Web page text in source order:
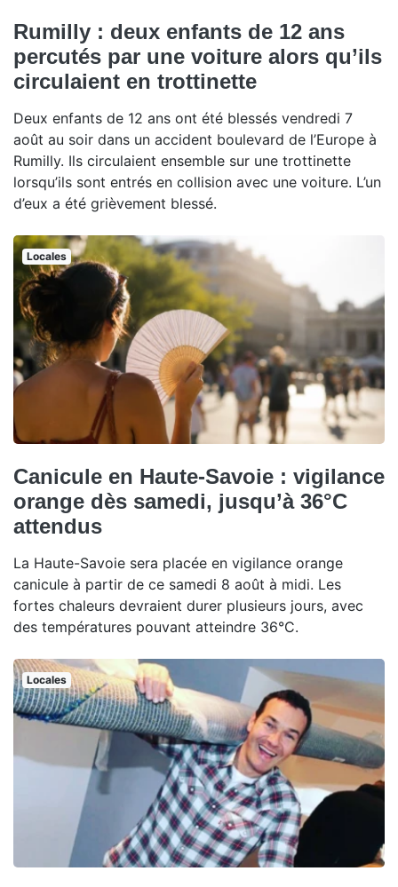
Rumilly : deux enfants de 12 ans
percutés par une voiture alors qu’ils
circulaient en trottinette
Deux enfants de 12 ans ont été blessés vendredi 7
août au soir dans un accident boulevard de l’Europe à
Rumilly. Ils circulaient ensemble sur une trottinette
lorsqu’ils sont entrés en collision avec une voiture. L’un
d’eux a été grièvement blessé.
Locales
Canicule en Haute-Savoie : vigilance
orange dès samedi, jusqu’à 36°C
attendus
La Haute-Savoie sera placée en vigilance orange
canicule à partir de ce samedi 8 août à midi. Les
fortes chaleurs devraient durer plusieurs jours, avec
des températures pouvant atteindre 36°C.
Locales